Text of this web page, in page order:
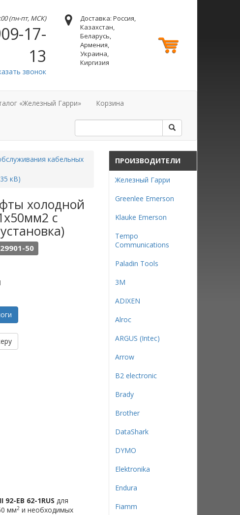
(пн-пт, МСК)
17-
13
звонок
Доставка: Россия,
Казахстан,
Беларусь,
Армения,
Украина,
Киргизия
«Железный Гарри» Корзина
кабельных
кВ)
холодной
с
50
92-EB 62-1RUS для
мм2и необходимых
ПРОИЗВОДИТЕЛИ
Железный Гарри
Greenlee Emerson
Klauke Emerson
Tempo
Communications
Paladin Tools
3М
ADIXEN
Alroc
ARGUS (Intec)
Arrow
B2 electronic
Brady
Brother
DataShark
DYMO
Elektronika
Endura
Fiamm